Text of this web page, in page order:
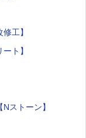
工】
ト】
ストーン】